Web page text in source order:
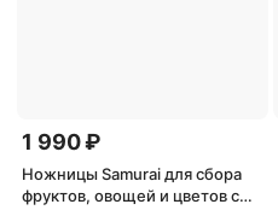
1 990 ₽
Ножницы Samurai для сбора
фруктов, овощей и цветов с